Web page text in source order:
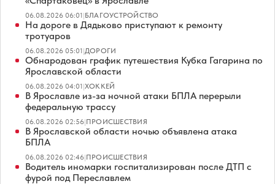
06.08.2026 06:01|БЛАГОУСТРОЙСТВО
На дороге в Дядьково приступают к ремонту
тротуаров
06.08.2026 05:01|ДОРОГИ
Обнародован график путешествия Кубка Гагарина по
Ярославской области
06.08.2026 04:01|ХОККЕЙ
В Ярославле из-за ночной атаки БПЛА перерыли
федеральную трассу
06.08.2026 02:56|ПРОИСШЕСТВИЯ
В Ярославской области ночью объявлена атака
БПЛА
06.08.2026 02:46|ПРОИСШЕСТВИЯ
Водитель иномарки госпитализирован после ДТП с
фурой под Переславлем